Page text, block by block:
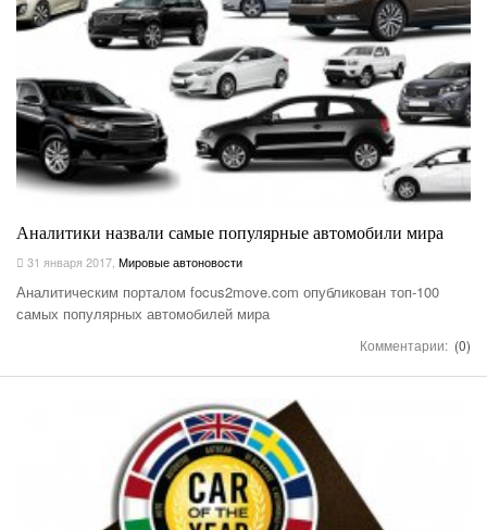
Аналитики назвали самые популярные автомобили мира
31 января 2017, Мировые автоновости
Аналитическим порталом focus2move.com опубликован топ-100
самых популярных автомобилей мира
Комментарии: (0)